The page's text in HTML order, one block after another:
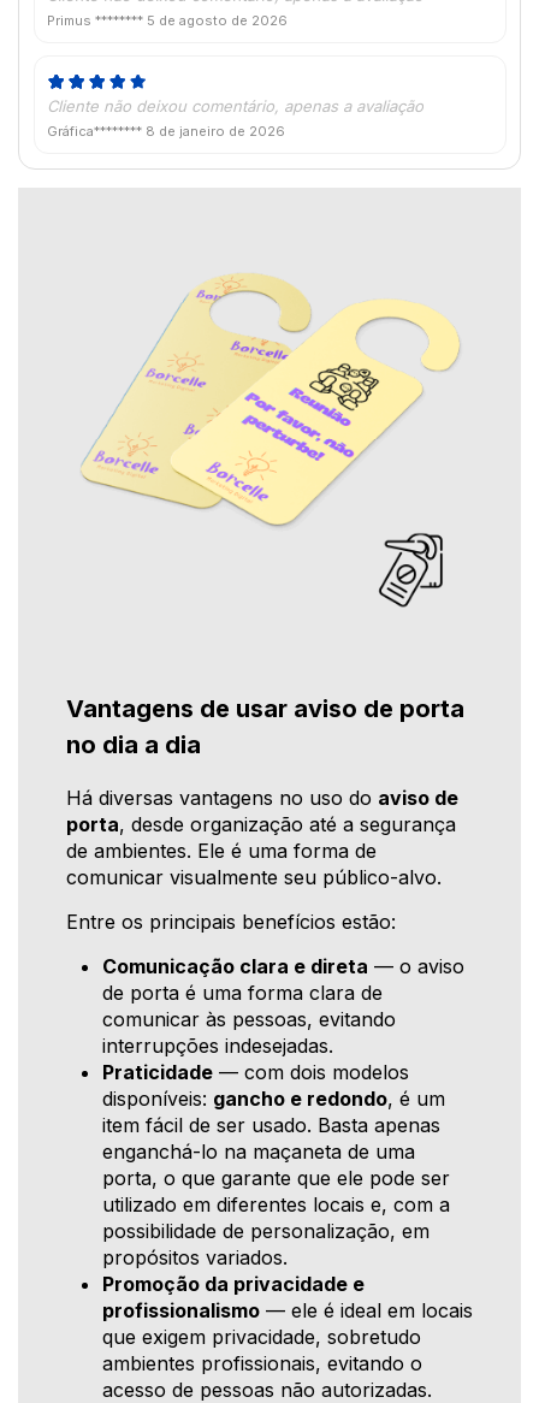
Primus ******** 5 de agosto de 2026
Cliente não deixou comentário, apenas a avaliação
Gráfica******** 8 de janeiro de 2026
Vantagens de usar aviso de porta
no dia a dia
Há diversas vantagens no uso do aviso de
porta, desde organização até a segurança
de ambientes. Ele é uma forma de
comunicar visualmente seu público-alvo.
Entre os principais benefícios estão:
Comunicação clara e direta — o aviso
de porta é uma forma clara de
comunicar às pessoas, evitando
interrupções indesejadas.
Praticidade — com dois modelos
disponíveis: gancho e redondo, é um
item fácil de ser usado. Basta apenas
enganchá-lo na maçaneta de uma
porta, o que garante que ele pode ser
utilizado em diferentes locais e, com a
possibilidade de personalização, em
propósitos variados.
Promoção da privacidade e
profissionalismo — ele é ideal em locais
que exigem privacidade, sobretudo
ambientes profissionais, evitando o
acesso de pessoas não autorizadas.